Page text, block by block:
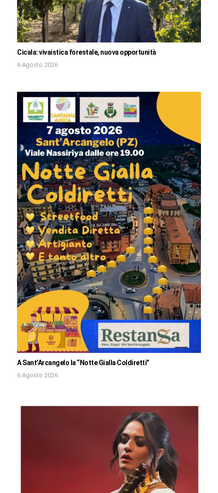
Cicala: vivaistica forestale, nuova opportunità
6 Agosto 2026
A Sant’Arcangelo la “Notte Gialla Coldiretti”
6 Agosto 2026